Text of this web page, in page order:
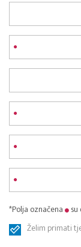
*Polja označena
Želim primati